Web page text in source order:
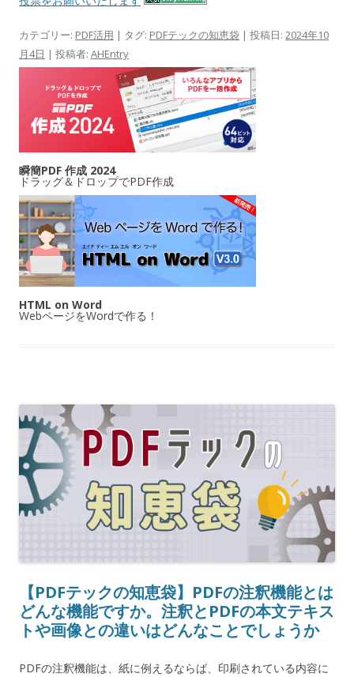
カテゴリー: PDF活用 | タグ: PDFテックの知恵袋 | 投稿日: 2024年10
月4日 | 投稿者: AHEntry
瞬簡PDF 作成 2024
ドラッグ＆ドロップでPDF作成
HTML on Word
WebページをWordで作る！
【PDFテックの知恵袋】PDFの注釈機能とは
どんな機能ですか。注釈とPDFの本文テキス
トや画像との違いはどんなことでしょうか
PDFの注釈機能は、紙に例えるならば、印刷されている内容に